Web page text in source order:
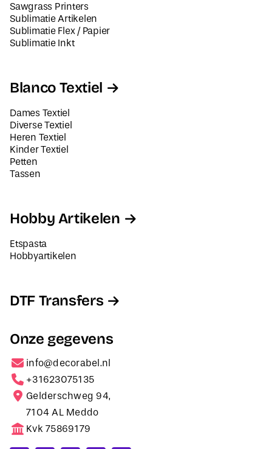
Sawgrass Printers
Sublimatie Artikelen
Sublimatie Flex / Papier
Sublimatie Inkt
Blanco Textiel
Dames Textiel
Diverse Textiel
Heren Textiel
Kinder Textiel
Petten
Tassen
Hobby Artikelen
Etspasta
Hobbyartikelen
DTF Transfers
Onze gegevens
info@decorabel.nl
+31623075135
Gelderschweg 94,
7104 AL Meddo
Kvk 75869179